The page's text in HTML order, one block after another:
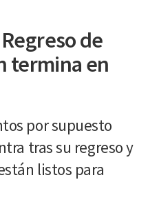
de
termina en
por supuesto
tras su regreso y
listos para